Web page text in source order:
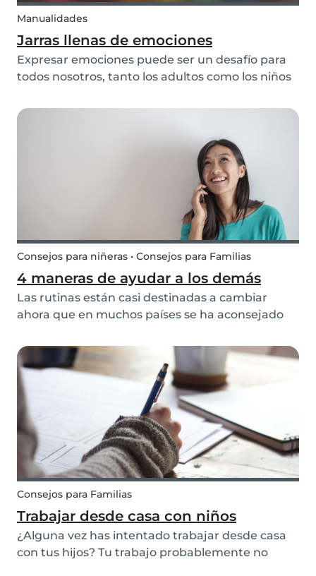
Manualidades
Jarras llenas de emociones
Expresar emociones puede ser un desafío para
todos nosotros, tanto los adultos como los niños
sentimientos. Como padres, es importante ser
Consejos para niñeras • Consejos para Familias
4 maneras de ayudar a los demás
Las rutinas están casi destinadas a cambiar
ahora que en muchos países se ha aconsejado
posible y no salir al exterior si se tiene un
resfriado o no te encuentras bien. Para algunas
personas, este...
Consejos para Familias
Trabajar desde casa con niños
¿Alguna vez has intentado trabajar desde casa
con tus hijos? Tu trabajo probablemente no